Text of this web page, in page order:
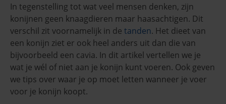
In tegenstelling tot wat veel mensen denken, zijn
konijnen geen knaagdieren maar haasachtigen. Dit
verschil zit voornamelijk in de tanden. Het dieet van
een konijn ziet er ook heel anders uit dan die van
bijvoorbeeld een cavia. In dit artikel vertellen we je
wat je wél of niet aan je konijn kunt voeren. Ook geven
we tips over waar je op moet letten wanneer je voer
voor je konijn koopt.